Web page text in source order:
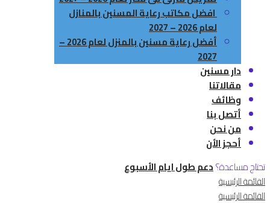
افضل مكاتب رعاية المسنين بالمنازل
لعام 2026 – 2027
أفضل رعاية مسنين بالمنزل لعام 2026 –
2027
دار مسنين
مقالاتنا
وظائف
أتصل بنا
من نحن
أحجز الأن
تحتاج مساعدة؟دعم طول ايام الأسبوع
القائمة الرئيسية
القائمة الرئيسية